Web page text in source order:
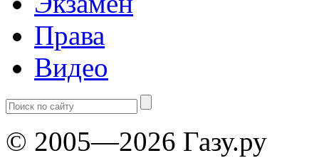
Права
Видео
© 2005—2026 Газу.ру